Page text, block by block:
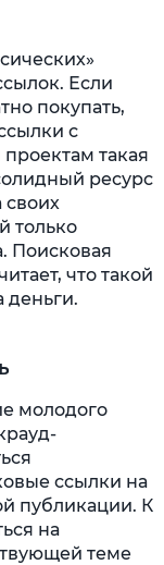
Если
покупать,
с
такая
ресурс
своих
только
Поисковая
что такой
деньги.
молодого
ссылки на
публикации. К
на
теме